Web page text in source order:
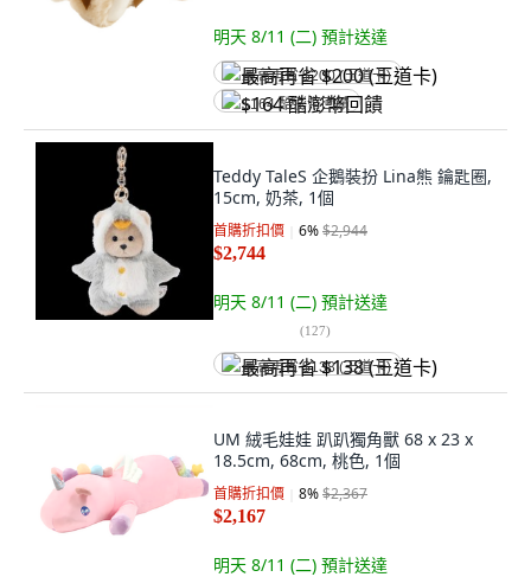
明天 8/11 (二) 預計送達
最高再省 $200 (王道卡)
$164 酷澎幣回饋
Teddy TaleS 企鵝裝扮 Lina熊 鑰匙圈,
15cm, 奶茶, 1個
首購折扣價 6%$2,944
$2,744
明天 8/11 (二) 預計送達
(127)
最高再省 $138 (王道卡)
UM 絨毛娃娃 趴趴獨角獸 68 x 23 x
18.5cm, 68cm, 桃色, 1個
首購折扣價 8%$2,367
$2,167
明天 8/11 (二) 預計送達